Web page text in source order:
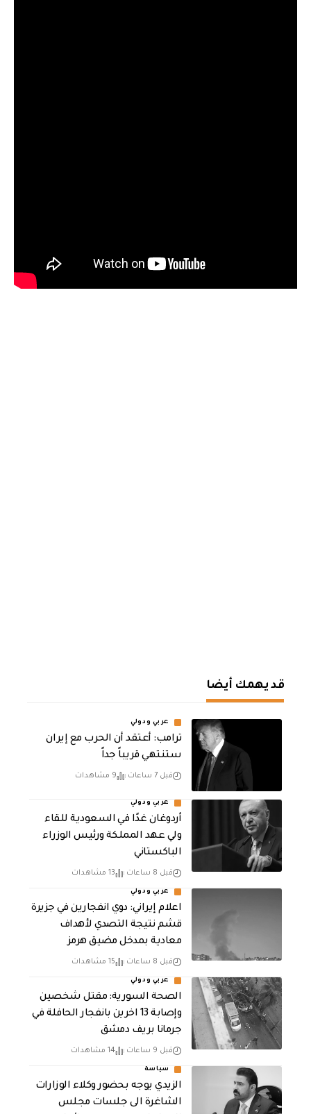
قد يهمك أيضا
عربي ودولي
‏ترامب: أعتقد أن الحرب مع إيران
ستنتهي قريباً جداً
قبل 7 ساعات 9 مشاهدات
عربي ودولي
أردوغان غدًا في السعودية للقاء
ولي عهد المملكة ورئيس الوزراء
الباكستاني
قبل 8 ساعات 13 مشاهدات
عربي ودولي
اعلام إيراني: دوي انفجارين في جزيرة
قشم نتيجة التصدي لأهداف
معادية بمدخل مضيق هرمز
قبل 8 ساعات 15 مشاهدات
عربي ودولي
الصحة السورية: مقتل شخصين
وإصابة 13 اخرين بانفجار الحافلة في
جرمانا بريف دمشق
قبل 9 ساعات 14 مشاهدات
سياسة
الزيدي يوجه بحضور وكلاء الوزارات
الشاغرة الى جلسات مجلس